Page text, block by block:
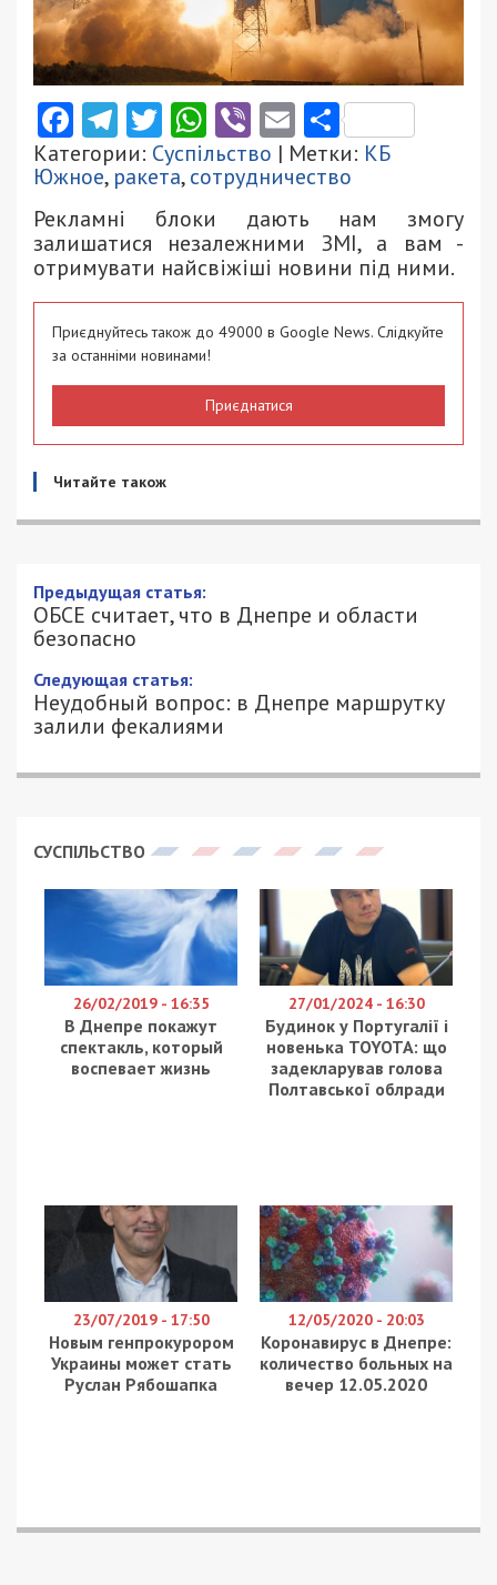
Facebook
Telegram
Twitter
WhatsApp
ViberEmail
Категории: Суспільство | Метки: КБ
Южное, ракета,сотрудничество
Рекламні блоки дають нам змогу
залишатися незалежними ЗМІ, а вам -
отримувати найсвіжіші новини під ними.
Приєднуйтесь також до 49000 в Google News. Слідкуйте
за останніми новинами!
Приєднатися
Читайте також
ОБСЕ считает, что в Днепре и области
безопасно
24/09/2018 - 16:20
ЮЛИЯ АРХИПОВА - СПЕЦИАЛЬНО ДЛЯ
49000.COM.UA
2043
В Днепре побывал первый заместитель главы
Отвечая на вопросы, касающиеся
Днепропетровской области, Александр Хуг
оценил ситуацию в регионе как безопасную,
сообщает«ДНЕПР.ГЛАВНОЕ».
Несмотря на то, что Днепропетровщина
находится на границе зоны конфликта, и здесь
наблюдается концентрация большого
количества внутреннее перемещенных лиц, а
также военной техники, обстановка в области
благоприятная, отметил Хуг.
позитивных вещей, которые происходят в Днепре и
области», – рассказал Александр Хуг.
«Согласно нашим задачам, мы проводим мониторинг
ситуации с безопасностью. За исключением пары
инцидентов, как нападения на журналистов, оцениваем
ситуацию в Днепре и области как спокойную», –
подытожил он.